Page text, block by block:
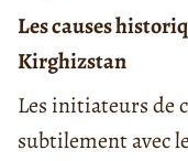
Les causes
Kirghizstan
Les initiateurs de
subtilement avec